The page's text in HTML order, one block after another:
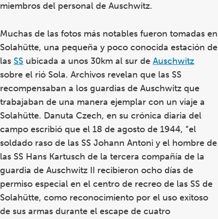
miembros del personal de Auschwitz.
Muchas de las fotos más notables fueron tomadas en
Solahütte, una pequeña y poco conocida estación de
las SS ubicada a unos 30km al sur de Auschwitz
sobre el rió Sola. Archivos revelan que las SS
recompensaban a los guardias de Auschwitz que
trabajaban de una manera ejemplar con un viaje a
Solahütte. Danuta Czech, en su crónica diaria del
campo escribió que el 18 de agosto de 1944, “el
soldado raso de las SS Johann Antoni y el hombre de
las SS Hans Kartusch de la tercera compañía de la
guardia de Auschwitz II recibieron ocho días de
permiso especial en el centro de recreo de las SS de
Solahütte, como reconocimiento por el uso exitoso
de sus armas durante el escape de cuatro